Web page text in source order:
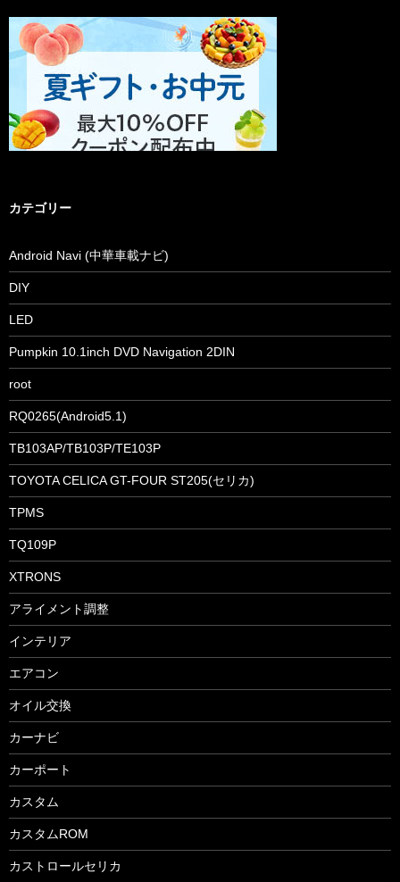
カテゴリー
Android Navi (中華車載ナビ)
DIY
LED
Pumpkin 10.1inch DVD Navigation 2DIN
root
RQ0265(Android5.1)
TB103AP/TB103P/TE103P
TOYOTA CELICA GT-FOUR ST205(セリカ)
TPMS
TQ109P
XTRONS
アライメント調整
インテリア
エアコン
オイル交換
カーナビ
カーポート
カスタム
カスタムROM
カストロールセリカ